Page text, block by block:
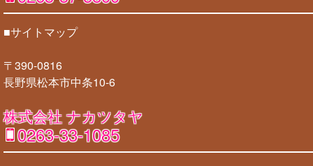
■サイトマップ
〒390-0816
長野県松本市中条10-6
株式会社 ナカツタヤ
0263-33-1085